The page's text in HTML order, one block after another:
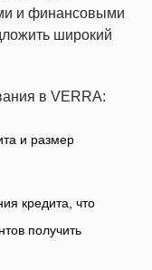
и финансовыми
широкий
в VERRA:
и размер
кредита, что
получить